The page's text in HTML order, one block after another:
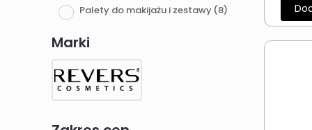
Palety do makijażu i zestawy (8)
Twarz
Podkłady(5)
Pudry (15)
Rozświetlacze
Marki